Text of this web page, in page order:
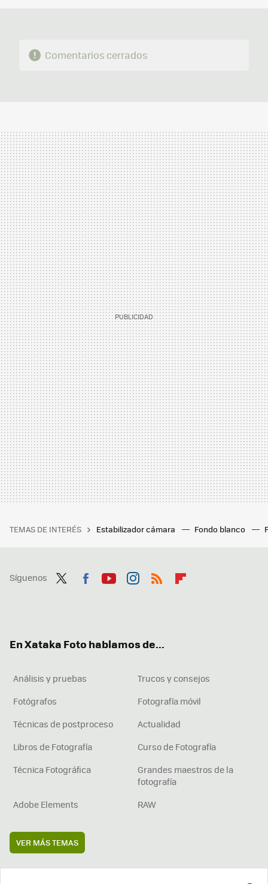
Comentarios cerrados
TEMAS DE INTERÉS Estabilizador cámara Fondo blanco
Síguenos
En Xataka Foto hablamos de...
Análisis y pruebas
Trucos y consejos
Fotógrafos
Fotografía móvil
Técnicas de postproceso
Actualidad
Libros de Fotografía
Curso de Fotografía
Técnica Fotográfica
Grandes maestros de la
fotografía
Adobe Elements
RAW
VER MÁS TEMAS